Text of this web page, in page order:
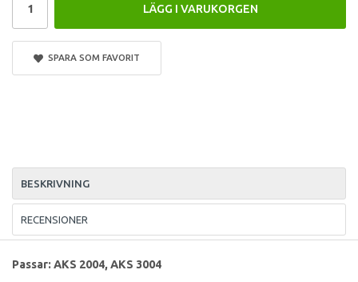
LÄGG I VARUKORGEN
SPARA SOM FAVORIT
BESKRIVNING
RECENSIONER
Passar: AKS 2004, AKS 3004